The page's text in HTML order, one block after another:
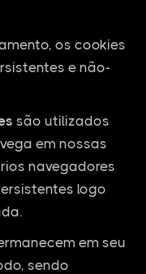
os cookies
e não-
são utilizados
em nossas
navegadores
logo
em seu
sendo